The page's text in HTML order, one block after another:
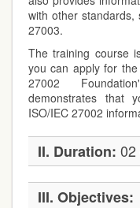
with other standards,
27003.
The training course
you can apply for
27002
demonstrates that
ISO/IEC 27002
II. Duration: 02
III. Objectives: